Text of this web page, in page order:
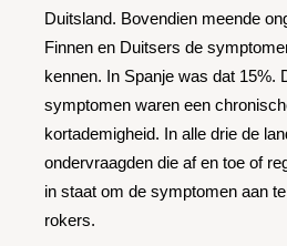
Duitsland. Bovendien meende
Finnen en Duitsers de
kennen. In Spanje was dat 15%.
symptomen waren een
kortademigheid. In alle drie de
ondervraagden die af en toe of
in staat om de symptomen aan
rokers.